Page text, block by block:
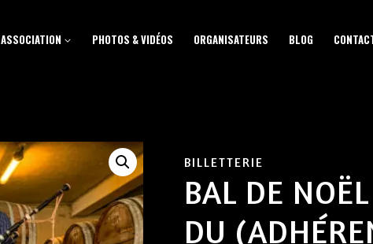
ASSOCIATION PHOTOS & VIDÉOS ORGANISATEURS BLOG
BILLETTERIE
BAL DE
DU